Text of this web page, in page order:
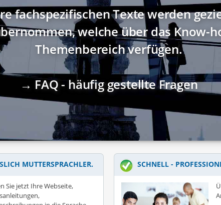
fachspezifischen Texte werden
welche über das Know-
Themenbereich verfügen.
→ FAQ - häufig gestellte Fragen
MUTTERSPRACHLER.
Sie jetzt Ihre Webseite,
SCHNELL -